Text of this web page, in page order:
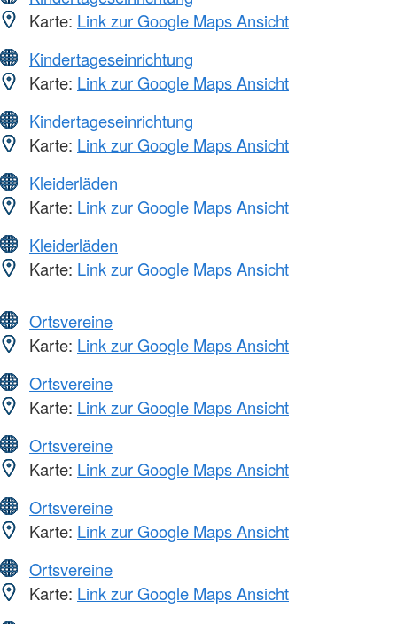
Karte: Link zur Google Maps Ansicht
Kindertageseinrichtung
Karte: Link zur Google Maps Ansicht
Kindertageseinrichtung
Karte: Link zur Google Maps Ansicht
Kleiderläden
Karte: Link zur Google Maps Ansicht
Kleiderläden
Karte: Link zur Google Maps Ansicht
Ortsvereine
Karte: Link zur Google Maps Ansicht
Ortsvereine
Karte: Link zur Google Maps Ansicht
Ortsvereine
Karte: Link zur Google Maps Ansicht
Ortsvereine
Karte: Link zur Google Maps Ansicht
Ortsvereine
Karte: Link zur Google Maps Ansicht